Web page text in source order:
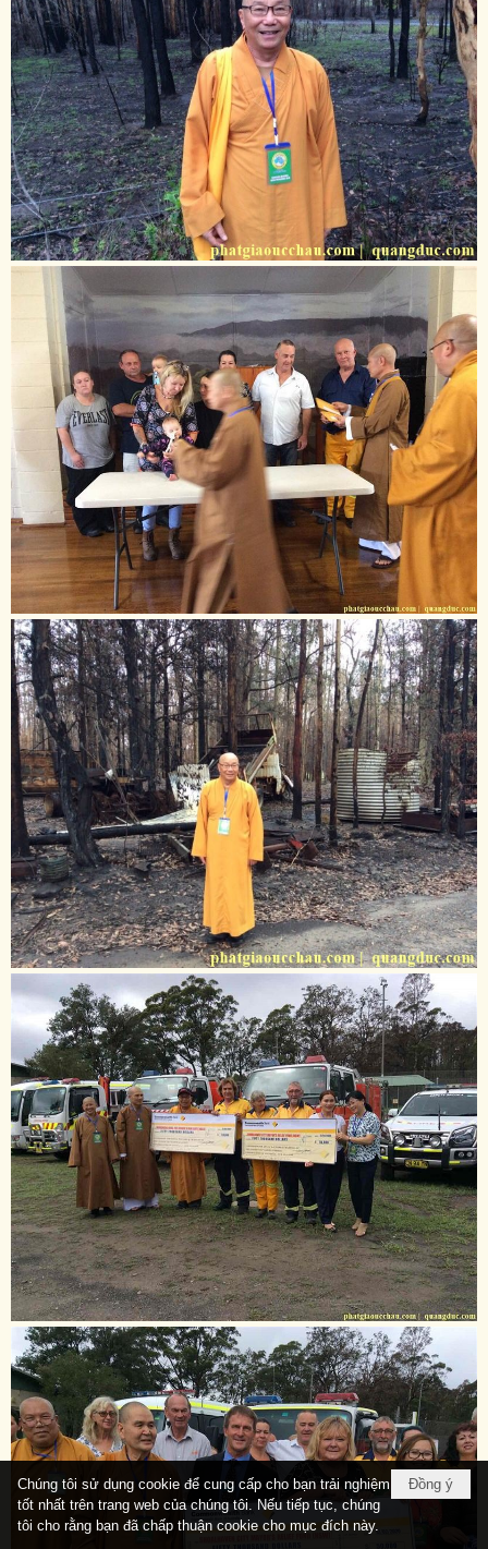
Đồng ý
Chúng tôi sử dụng cookie để cung cấp cho bạn trải nghiệm
tốt nhất trên trang web của chúng tôi. Nếu tiếp tục, chúng
tôi cho rằng bạn đã chấp thuận cookie cho mục đích này.